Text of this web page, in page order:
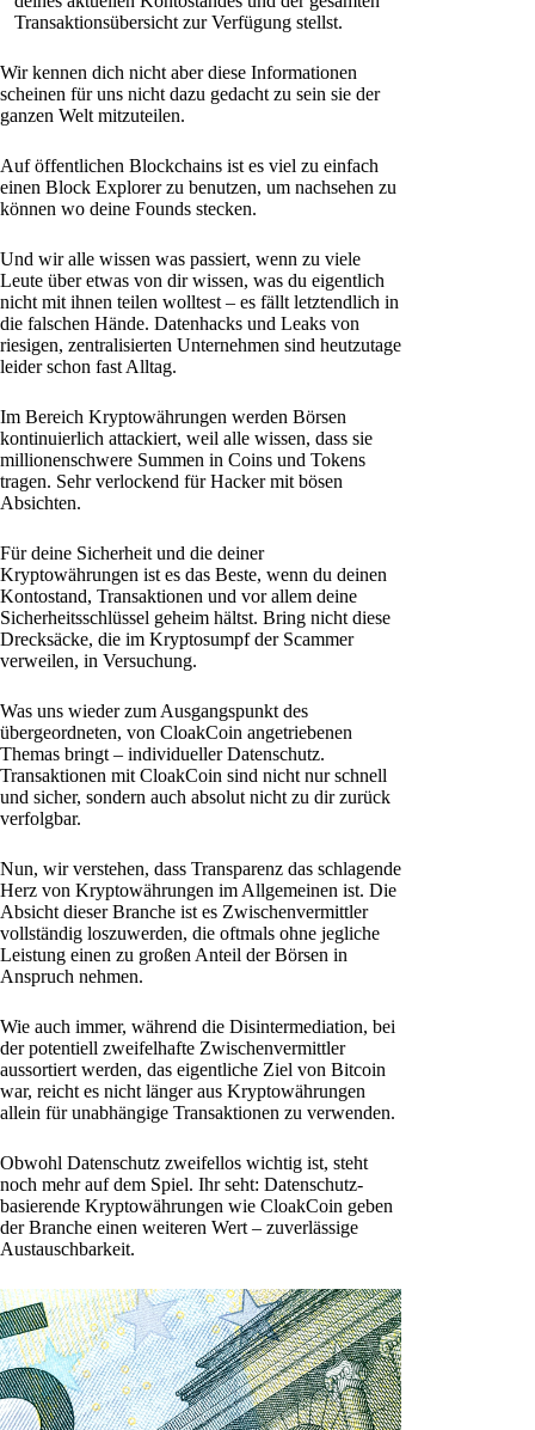
Transaktionsübersicht zur Verfügung stellst.
Wir kennen dich nicht aber diese Informationen
scheinen für uns nicht dazu gedacht zu sein sie der
ganzen Welt mitzuteilen.
Auf öffentlichen Blockchains ist es viel zu einfach
einen Block Explorer zu benutzen, um nachsehen zu
können wo deine Founds stecken.
Und wir alle wissen was passiert, wenn zu viele
Leute über etwas von dir wissen, was du eigentlich
nicht mit ihnen teilen wolltest – es fällt letztendlich in
die falschen Hände. Datenhacks und Leaks von
riesigen, zentralisierten Unternehmen sind heutzutage
leider schon fast Alltag.
Im Bereich Kryptowährungen werden Börsen
kontinuierlich attackiert, weil alle wissen, dass sie
millionenschwere Summen in Coins und Tokens
tragen. Sehr verlockend für Hacker mit bösen
Absichten.
Für deine Sicherheit und die deiner
Kryptowährungen ist es das Beste, wenn du deinen
Kontostand, Transaktionen und vor allem deine
Sicherheitsschlüssel geheim hältst. Bring nicht diese
Drecksäcke, die im Kryptosumpf der Scammer
verweilen, in Versuchung.
Was uns wieder zum Ausgangspunkt des
übergeordneten, von CloakCoin angetriebenen
Themas bringt – individueller Datenschutz.
Transaktionen mit CloakCoin sind nicht nur schnell
und sicher, sondern auch absolut nicht zu dir zurück
verfolgbar.
Nun, wir verstehen, dass Transparenz das schlagende
Herz von Kryptowährungen im Allgemeinen ist. Die
Absicht dieser Branche ist es Zwischenvermittler
vollständig loszuwerden, die oftmals ohne jegliche
Leistung einen zu großen Anteil der Börsen in
Anspruch nehmen.
Wie auch immer, während die Disintermediation, bei
der potentiell zweifelhafte Zwischenvermittler
aussortiert werden, das eigentliche Ziel von Bitcoin
war, reicht es nicht länger aus Kryptowährungen
allein für unabhängige Transaktionen zu verwenden.
Obwohl Datenschutz zweifellos wichtig ist, steht
noch mehr auf dem Spiel. Ihr seht: Datenschutz-
basierende Kryptowährungen wie CloakCoin geben
der Branche einen weiteren Wert – zuverlässige
Austauschbarkeit.